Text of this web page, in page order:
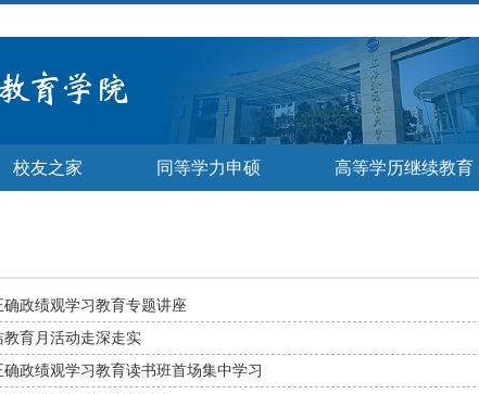
校友之家 同等学力申硕 高等学历继续教育
政绩观学习教育专题讲座
育月活动走深走实
政绩观学习教育读书班首场集中学习